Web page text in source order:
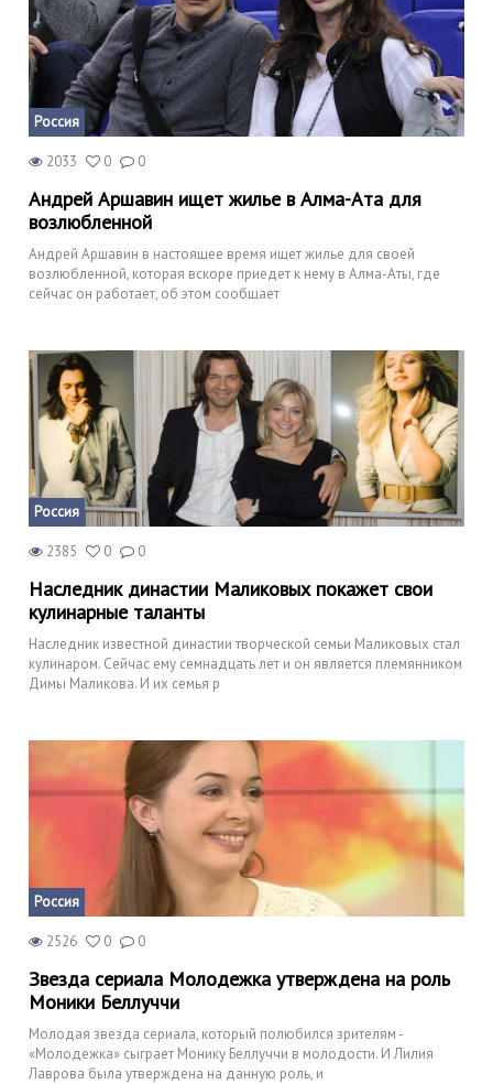
Россия
2033 0 0
Андрей Аршавин ищет жилье в Алма-Ата для
возлюбленной
Андрей Аршавин в настоящее время ищет жилье для своей
возлюбленной, которая вскоре приедет к нему в Алма-Аты, где
сейчас он работает, об этом сообщает
Россия
2385 0 0
Наследник династии Маликовых покажет свои
кулинарные таланты
Наследник известной династии творческой семьи Маликовых стал
кулинаром. Сейчас ему семнадцать лет и он является племянником
Димы Маликова. И их семья р
Россия
2526 0 0
Звезда сериала Молодежка утверждена на роль
Моники Беллуччи
Молодая звезда сериала, который полюбился зрителям -
«Молодежка» сыграет Монику Беллуччи в молодости. И Лилия
Лаврова была утверждена на данную роль, и